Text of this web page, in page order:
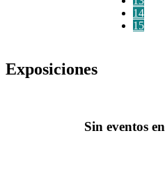
14
15
Exposiciones
Sin eventos